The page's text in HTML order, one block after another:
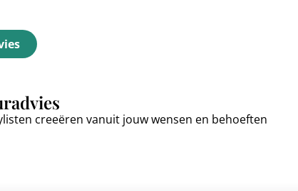
creeëren vanuit jouw wensen en behoeften